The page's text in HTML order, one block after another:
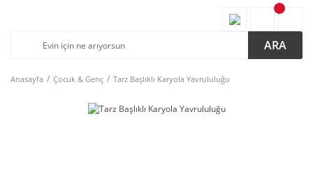
ARA
Anasayfa Çocuk & Genç Tarz Başlıklı Karyola Yavrululuğu